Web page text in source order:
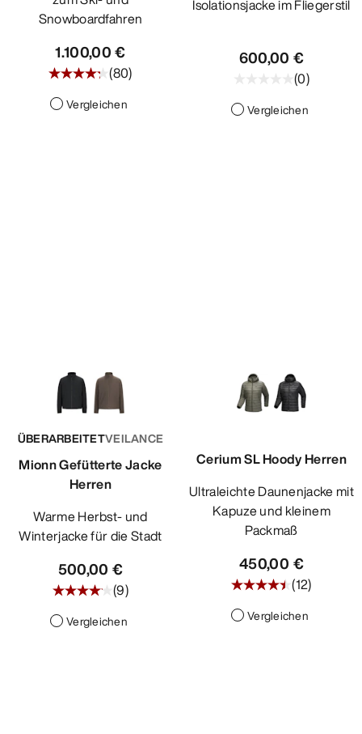
Snowboardfahren
1.100,00 €
(80)
Vergleichen
Isolationsjacke im Fliegerstil
600,00 €
(0)
Vergleichen
ÜBERARBEITETVEILANCE
Mionn Gefütterte Jacke
Herren
Warme Herbst- und
Winterjacke für die Stadt
500,00 €
(9)
Vergleichen
Cerium SL Hoody Herren
Ultraleichte Daunenjacke mit
Kapuze und kleinem
Packmaß
450,00 €
(12)
Vergleichen